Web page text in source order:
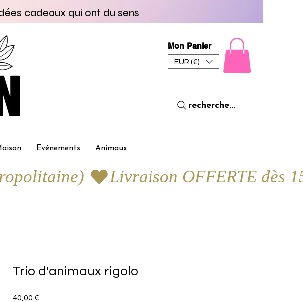
cadeaux qui ont du sens
Mon Panier
EUR (€)
recherche...
Evénements Animaux
Trio d'animaux rigolo
40,00 €